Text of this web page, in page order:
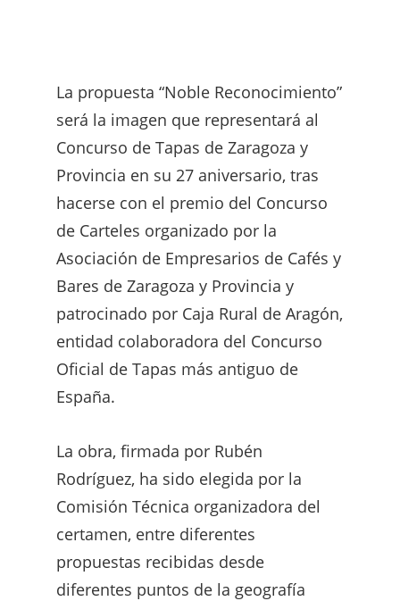
La propuesta “Noble Reconocimiento”
será la imagen que representará al
Concurso de Tapas de Zaragoza y
Provincia en su 27 aniversario, tras
hacerse con el premio del Concurso
de Carteles organizado por la
Asociación de Empresarios de Cafés y
Bares de Zaragoza y Provincia y
patrocinado por Caja Rural de Aragón,
entidad colaboradora del Concurso
Oficial de Tapas más antiguo de
España.
La obra, firmada por Rubén
Rodríguez, ha sido elegida por la
Comisión Técnica organizadora del
certamen, entre diferentes
propuestas recibidas desde
diferentes puntos de la geografía